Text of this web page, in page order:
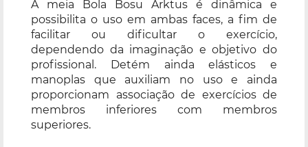
A meia Bola Bosu Arktus é dinâmica e
possibilita o uso em ambas faces, a fim de
facilitar ou dificultar o exercício,
dependendo da imaginação e objetivo do
profissional. Detém ainda elásticos e
manoplas que auxiliam no uso e ainda
proporcionam associação de exercícios de
membros inferiores com membros
superiores.